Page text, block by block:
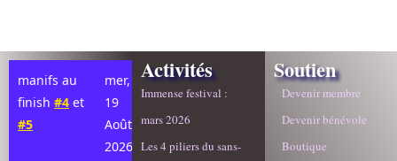
manifs au
finish #4 et
#5
mer,
19
Août
2026
Activités
Immense festival :
mars 2026
Les 4 piliers du sans-
Soutien
Devenir membre
Devenir bénévole
Boutique